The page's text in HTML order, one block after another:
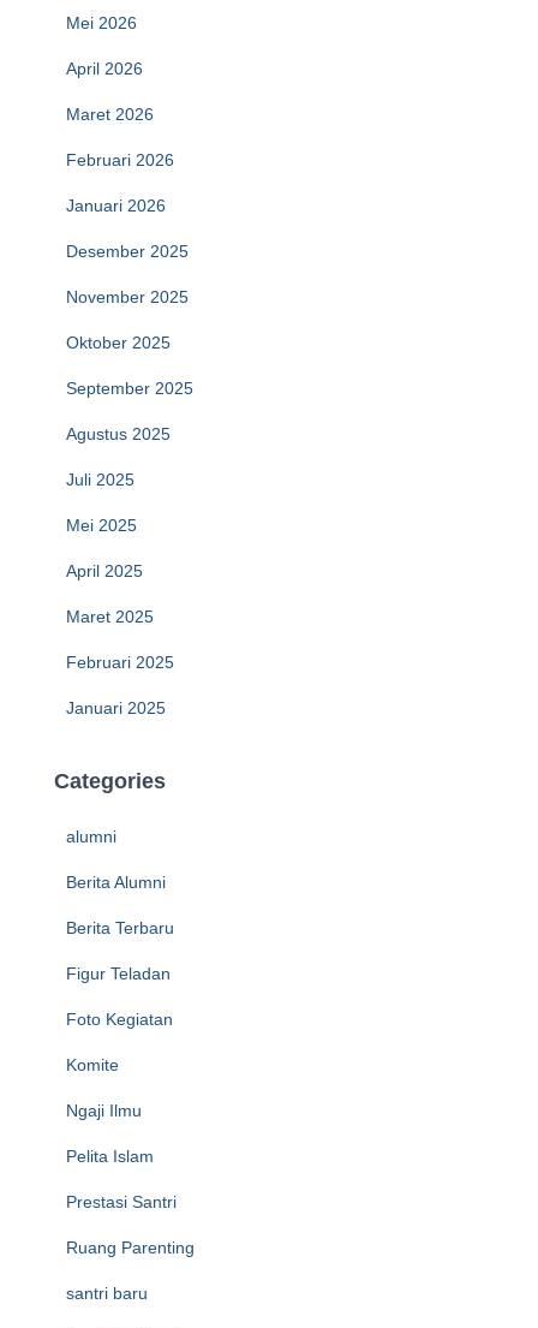
Mei 2026
April 2026
Maret 2026
Februari 2026
Januari 2026
Desember 2025
November 2025
Oktober 2025
September 2025
Agustus 2025
Juli 2025
Mei 2025
April 2025
Maret 2025
Februari 2025
Januari 2025
Categories
alumni
Berita Alumni
Berita Terbaru
Figur Teladan
Foto Kegiatan
Komite
Ngaji Ilmu
Pelita Islam
Prestasi Santri
Ruang Parenting
santri baru